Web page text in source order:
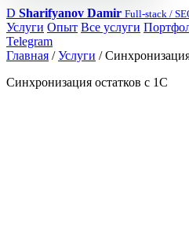
D Sharifyanov Damir Full-stack /
Услуги Опыт Все услуги
Telegram
Главная / Услуги /
Синхронизация остатков с 1С